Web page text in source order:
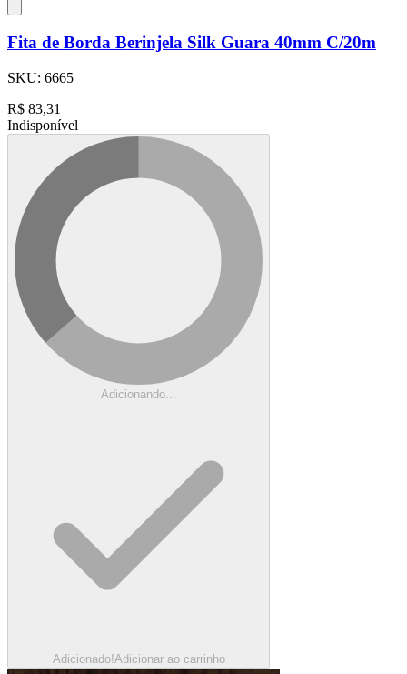
Fita de Borda Berinjela Silk Guara 40mm C/20m
SKU: 6665
R$ 83,31
Indisponível
Adicionando...
Adicionado!Adicionar ao carrinho